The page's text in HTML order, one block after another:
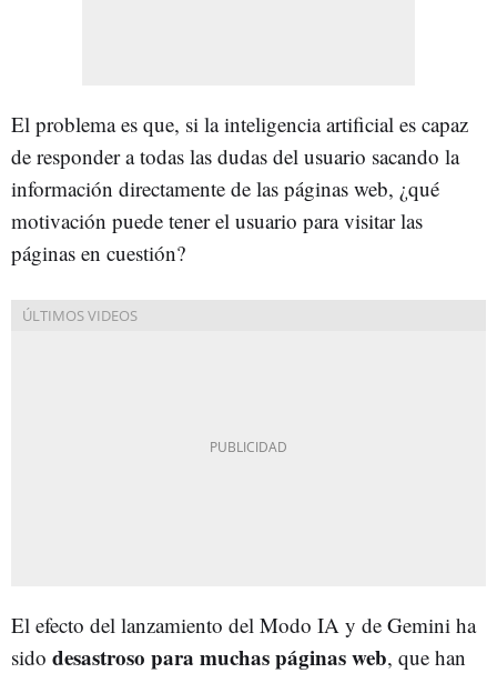
El problema es que, si la inteligencia artificial es capaz
de responder a todas las dudas del usuario sacando la
información directamente de las páginas web, ¿qué
motivación puede tener el usuario para visitar las
páginas en cuestión?
El efecto del lanzamiento del Modo IA y de Gemini ha
sido desastroso para muchas páginas web, que han